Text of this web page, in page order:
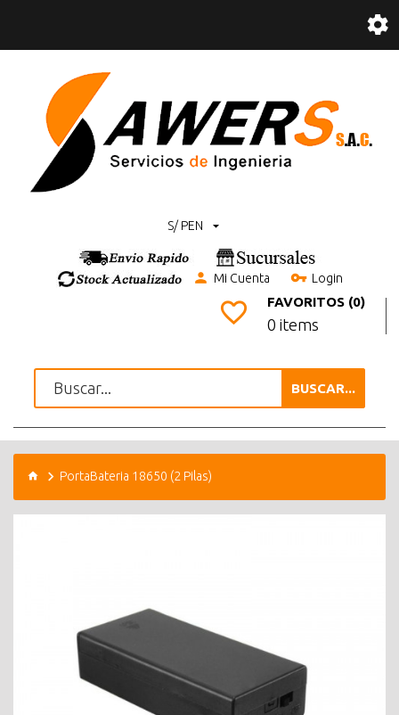
S/ PEN
Mi Cuenta Login
FAVORITOS (0)
0 items
BUSCAR...
PortaBateria 18650 (2 Pilas)